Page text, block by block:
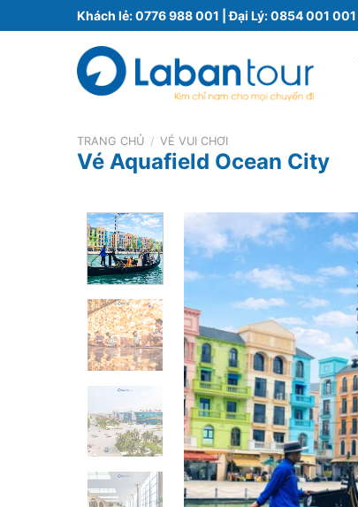
qua
Khách lẻ:0776 988 001 | Đại Lý:0854 001 001
TRANG CHỦ / VÉ VUI CHƠI
Vé Aquafield Ocean City